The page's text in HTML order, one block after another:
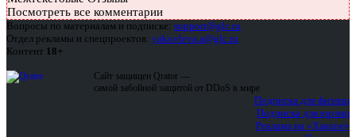
Посмотреть все комментарии
Вопросы по материалам и подписке: support@glc.ru
Отдел рекламы и спецпроектов: yakovleva.a@glc.ru
Контент 18+
Сайт защищен Qrator —
самой забойной защитой от DDoS в мире
Подписка для физлиц
Подписка для юрлиц
Реклама на «Хакере»